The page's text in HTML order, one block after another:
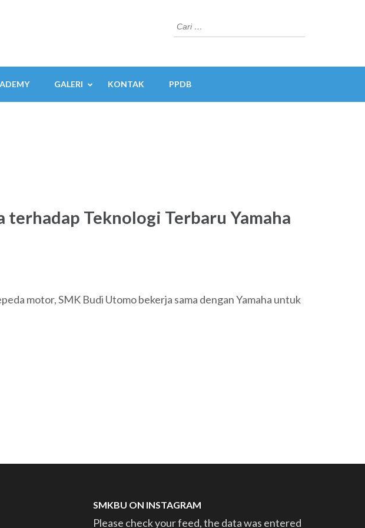
Cari
untuk:
GALERI KONTAK PPDB
Teknologi Terbaru Yamaha
motor, SMK Budi Utomo bekerja sama dengan Yamaha untuk
SMKBU ON INSTAGRAM
Please check your feed, the data was entered